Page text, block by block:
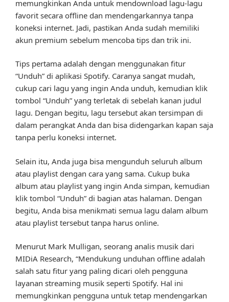
memungkinkan Anda untuk mendownload lagu-lagu
favorit secara offline dan mendengarkannya tanpa
koneksi internet. Jadi, pastikan Anda sudah memiliki
akun premium sebelum mencoba tips dan trik ini.
Tips pertama adalah dengan menggunakan fitur
“Unduh” di aplikasi Spotify. Caranya sangat mudah,
cukup cari lagu yang ingin Anda unduh, kemudian klik
tombol “Unduh” yang terletak di sebelah kanan judul
lagu. Dengan begitu, lagu tersebut akan tersimpan di
dalam perangkat Anda dan bisa didengarkan kapan saja
tanpa perlu koneksi internet.
Selain itu, Anda juga bisa mengunduh seluruh album
atau playlist dengan cara yang sama. Cukup buka
album atau playlist yang ingin Anda simpan, kemudian
klik tombol “Unduh” di bagian atas halaman. Dengan
begitu, Anda bisa menikmati semua lagu dalam album
atau playlist tersebut tanpa harus online.
Menurut Mark Mulligan, seorang analis musik dari
MIDiA Research, “Mendukung unduhan offline adalah
salah satu fitur yang paling dicari oleh pengguna
layanan streaming musik seperti Spotify. Hal ini
memungkinkan pengguna untuk tetap mendengarkan